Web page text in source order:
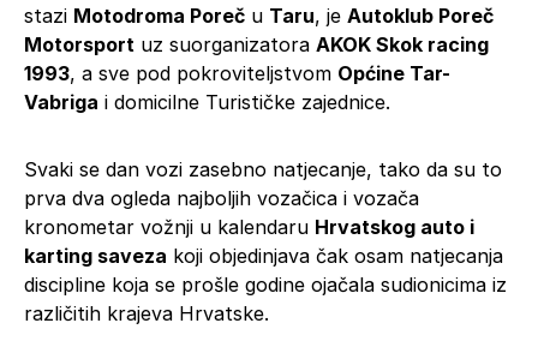
stazi Motodroma Poreč u Taru, je Autoklub Poreč
Motorsport uz suorganizatora AKOK Skok racing
1993, a sve pod pokroviteljstvom Općine Tar-
Vabriga i domicilne Turističke zajednice.
Svaki se dan vozi zasebno natjecanje, tako da su to
prva dva ogleda najboljih vozačica i vozača
kronometar vožnji u kalendaru Hrvatskog auto i
karting saveza koji objedinjava čak osam natjecanja
discipline koja se prošle godine ojačala sudionicima iz
različitih krajeva Hrvatske.